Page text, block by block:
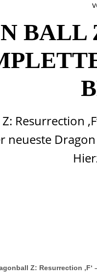
BALL
Resurrection
neueste
Z: Resurrection ‚F‘